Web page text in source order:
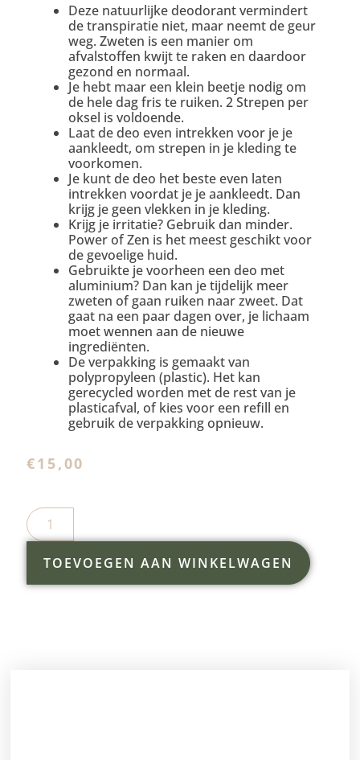
Deze natuurlijke deodorant vermindert
de transpiratie niet, maar neemt de geur
weg. Zweten is een manier om
afvalstoffen kwijt te raken en daardoor
gezond en normaal.
Je hebt maar een klein beetje nodig om
de hele dag fris te ruiken. 2 Strepen per
oksel is voldoende.
Laat de deo even intrekken voor je je
aankleedt, om strepen in je kleding te
voorkomen.
Je kunt de deo het beste even laten
intrekken voordat je je aankleedt. Dan
krijg je geen vlekken in je kleding.
Krijg je irritatie? Gebruik dan minder.
Power of Zen is het meest geschikt voor
de gevoelige huid.
Gebruikte je voorheen een deo met
aluminium? Dan kan je tijdelijk meer
zweten of gaan ruiken naar zweet. Dat
gaat na een paar dagen over, je lichaam
moet wennen aan de nieuwe
ingrediënten.
De verpakking is gemaakt van
polypropyleen (plastic). Het kan
gerecycled worden met de rest van je
plasticafval, of kies voor een refill en
gebruik de verpakking opnieuw.
€15,00
TOEVOEGEN AAN WINKELWAGEN